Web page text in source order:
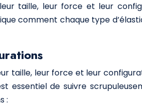
taille, leur force et leur
comment chaque type
taille, leur force et leur
de suivre
: